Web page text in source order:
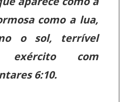
como a lua,
o sol, terrível
com
6:10.